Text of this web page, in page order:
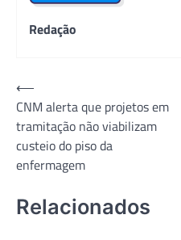
Redação
Navegação
de
Post
⟵
CNM alerta que projetos em
tramitação não viabilizam
custeio do piso da
enfermagem
Relacionados